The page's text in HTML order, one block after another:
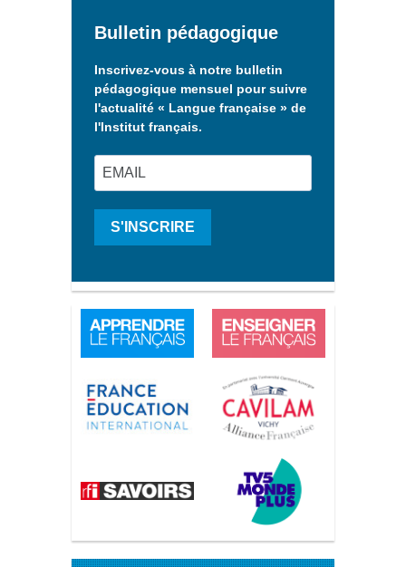
Bulletin pédagogique
Inscrivez-vous à notre bulletin
pédagogique mensuel pour suivre
l'actualité « Langue française » de
l'Institut français.
S'INSCRIRE